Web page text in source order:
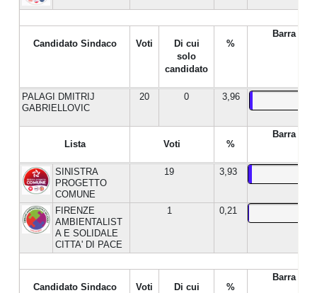
Candidato Sindaco Voti
Di cui
solo
candidato
%
Barra %
PALAGI DMITRIJ
GABRIELLOVIC
20 0 3,96
Lista Voti %
Barra %
SINISTRA
PROGETTO
COMUNE
19 3,93
FIRENZE
AMBIENTALIST
A E SOLIDALE
CITTA' DI PACE
1 0,21
Candidato Sindaco Voti
Di cui
%
Barra %